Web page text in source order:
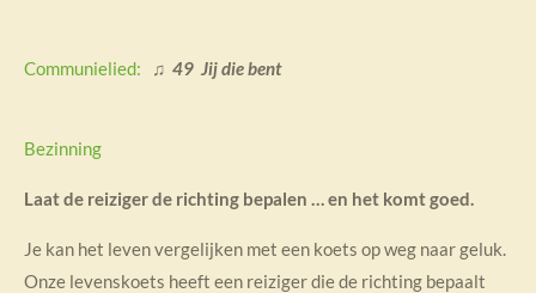
Communielied: ♫ 49 Jij die bent
Bezinning
Laat de reiziger de richting bepalen … en het komt goed.
Je kan het leven vergelijken met een koets op weg naar geluk.
Onze levenskoets heeft een reiziger die de richting bepaalt